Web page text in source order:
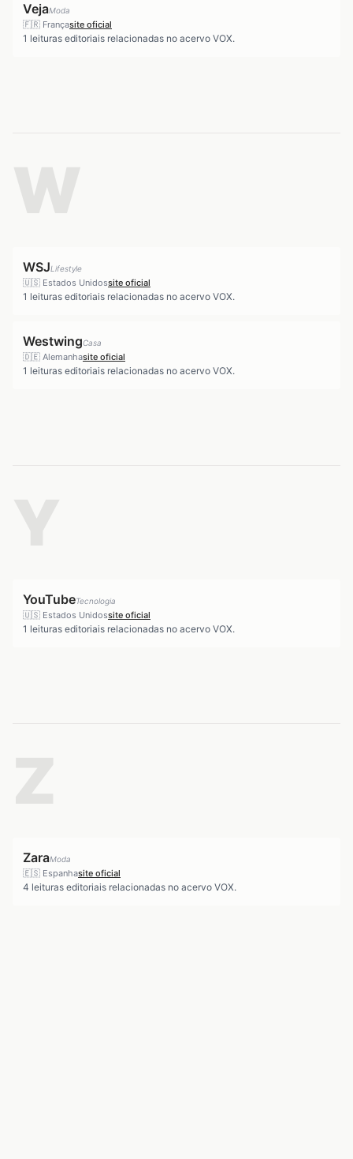
VejaModa
🇫🇷 Françasite oficial
1 leituras editoriais relacionadas no acervo VOX.
WSJLifestyle
🇺🇸 Estados Unidossite oficial
1 leituras editoriais relacionadas no acervo VOX.
WestwingCasa
🇩🇪 Alemanhasite oficial
1 leituras editoriais relacionadas no acervo VOX.
YouTubeTecnologia
🇺🇸 Estados Unidossite oficial
1 leituras editoriais relacionadas no acervo VOX.
ZaraModa
🇪🇸 Espanhasite oficial
4 leituras editoriais relacionadas no acervo VOX.